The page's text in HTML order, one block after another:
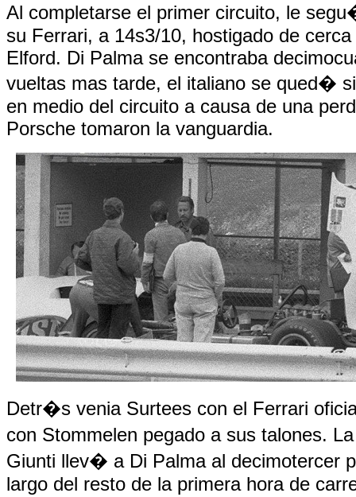
Al completarse el primer circuito, le
su Ferrari, a 14s3/10, hostigado de
Elford. Di Palma se encontraba
vueltas mas tarde, el italiano se qued�
en medio del circuito a causa de una
Porsche tomaron la vanguardia.
Detr�s venia Surtees con el Ferrari
con Stommelen pegado a sus talones.
Giunti llev� a Di Palma al decimotercer
largo del resto de la primera hora de